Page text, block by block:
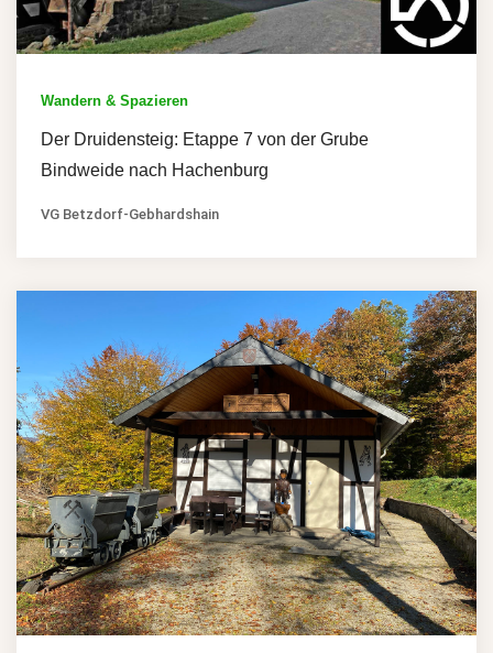
Wandern & Spazieren
Der Druidensteig: Etappe 7 von der Grube
Bindweide nach Hachenburg
VG Betzdorf-Gebhardshain